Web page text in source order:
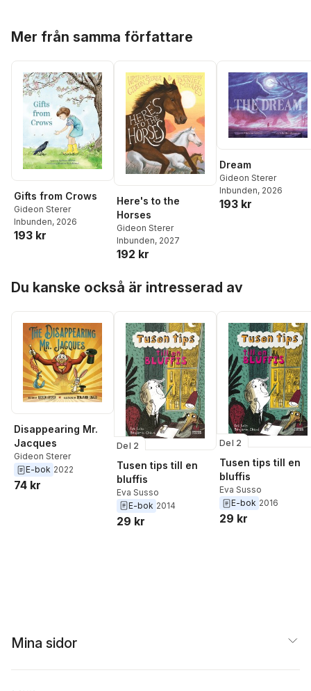
Mer från samma författare
Gifts from Crows
Gideon Sterer
Inbunden, 2026
193 kr
Here's to the
Horses
Gideon Sterer
Inbunden, 2027
192 kr
Dream
Gideon Sterer
Inbunden, 2026
193 kr
Du kanske också är intresserad av
Disappearing Mr.
Jacques
Gideon Sterer
E-bok 2022
74 kr
Del 2
Tusen tips till en
bluffis
Eva Susso
E-bok 2014
29 kr
Del 2
Tusen tips till en
bluffis
Eva Susso
E-bok 2016
29 kr
Mina sidor